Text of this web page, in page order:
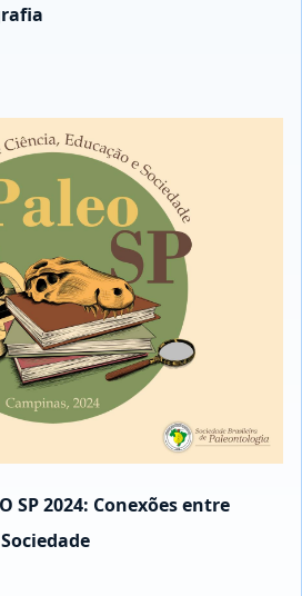
SP 2024: Conexões entre